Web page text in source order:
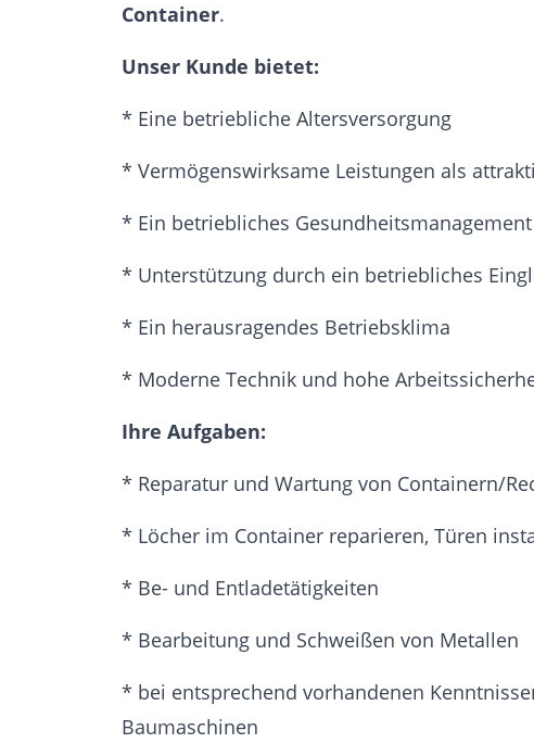
Container.
Unser Kunde bietet:
* Eine betriebliche Altersversorgung
* Vermögenswirksame Leistungen als
* Ein betriebliches
* Unterstützung durch ein betriebliches
* Ein herausragendes Betriebsklima
* Moderne Technik und hohe
Ihre Aufgaben:
* Reparatur und Wartung von Containern/
* Löcher im Container reparieren, Türen
* Be- und Entladetätigkeiten
* Bearbeitung und Schweißen von Metallen
* bei entsprechend vorhandenen
Baumaschinen